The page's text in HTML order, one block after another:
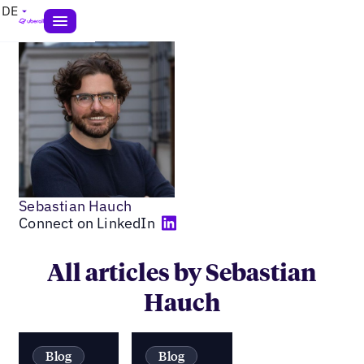
DE
Sebastian Hauch
Connect on LinkedIn
All articles by Sebastian
Hauch
Blog
Blog